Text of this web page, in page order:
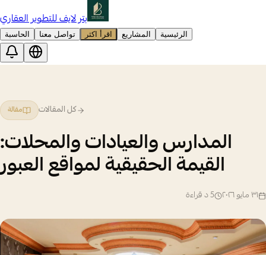
بتر لايف للتطوير العقاري
الرئيسية المشاريع اقرأ اكثر تواصل معنا الحاسبة
كل المقالات مقالة
المدارس والعيادات والمحلات:
القيمة الحقيقية لمواقع العبور
٣١ مايو ٢٠٢٦ 5د قراءة